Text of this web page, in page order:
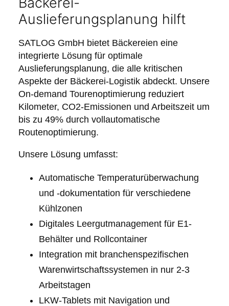
Auslieferungsplanung hilft
SATLOG GmbH bietet Bäckereien eine
integrierte Lösung für optimale
Auslieferungsplanung, die alle kritischen
Aspekte der Bäckerei-Logistik abdeckt. Unsere
On-demand Tourenoptimierung reduziert
Kilometer, CO2-Emissionen und Arbeitszeit um
bis zu 49% durch vollautomatische
Routenoptimierung.
Unsere Lösung umfasst:
Automatische Temperaturüberwachung
und -dokumentation für verschiedene
Kühlzonen
Digitales Leergutmanagement für E1-
Behälter und Rollcontainer
Integration mit branchenspezifischen
Warenwirtschaftssystemen in nur 2-3
Arbeitstagen
LKW-Tablets mit Navigation und